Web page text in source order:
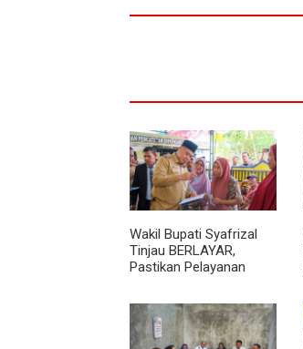
Wakil Bupati Syafrizal
Tinjau BERLAYAR,
Pastikan Pelayanan